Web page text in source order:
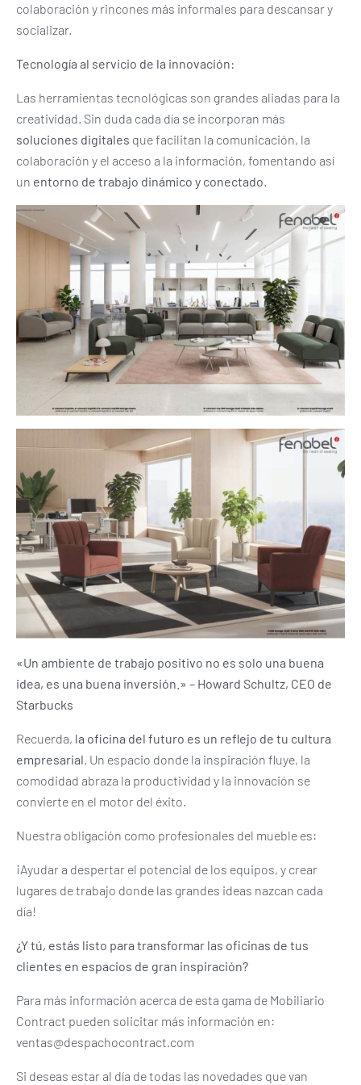
colaboración y rincones más informales para descansar y
socializar.
Tecnología al servicio de la innovación:
Las herramientas tecnológicas son grandes aliadas para la
creatividad. Sin duda cada día se incorporan más
soluciones digitales que facilitan la comunicación, la
colaboración y el acceso a la información, fomentando así
un entorno de trabajo dinámico y conectado
«Un ambiente de trabajo positivo no es solo una buena
idea, es una buena inversión.» – Howard Schultz, CEO de
Starbucks
Recuerda, la oficina del futuro es un reflejo de tu cultura
empresarial. Un espacio donde la inspiración fluye, la
comodidad abraza la productividad y la innovación se
convierte en el motor del éxito.
Nuestra obligación como profesionales del mueble es:
¡Ayudar a despertar el potencial de los equipos, y crear
lugares de trabajo donde las grandes ideas nazcan cada
día!
¿Y tú, estás listo para transformar las oficinas de tus
clientes en espacios de gran inspiración?
Para más información acerca de esta gama de Mobiliario
Contract pueden solicitar más información en:
ventas@despachocontract.com
Si deseas estar al día de todas las novedades que van